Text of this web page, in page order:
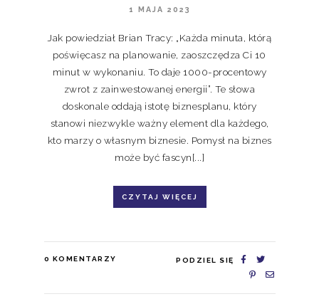
1 MAJA 2023
Jak powiedział Brian Tracy: „Każda minuta, którą
poświęcasz na planowanie, zaoszczędza Ci 10
minut w wykonaniu. To daje 1000-procentowy
zwrot z zainwestowanej energii”. Te słowa
doskonale oddają istotę biznesplanu, który
stanowi niezwykle ważny element dla każdego,
kto marzy o własnym biznesie. Pomysł na biznes
może być fascyn[...]
CZYTAJ WIĘCEJ
0 KOMENTARZY PODZIEL SIĘ